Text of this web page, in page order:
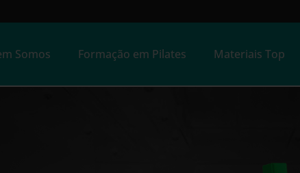
Somos Formação em Pilates Materiais Top